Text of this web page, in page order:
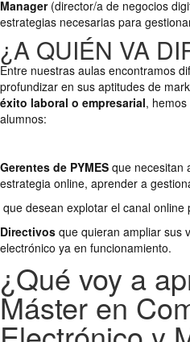
Manager(director/a de negocios
estrategias necesarias para
¿A QUIÉN VA
Entre nuestras aulas encontramos
profundizar en sus aptitudes de
éxito laboral o empresarial,
alumnos:
Gerentes de PYMES que necesitan
estrategia online, aprender a
que desean explotar el canal online
Directivos que quieran ampliar sus
electrónico ya en funcionamiento.
¿Qué voy a
Máster en